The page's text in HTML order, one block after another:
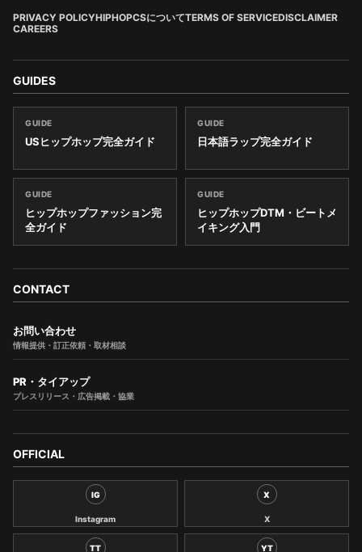
PRIVACY POLICYHIPHOPCSについてTERMS OF SERVICEDISCLAIMER
CAREERS
GUIDES
GUIDE
USヒップホップ完全ガイド
GUIDE
日本語ラップ完全ガイド
GUIDE
ヒップホップファッション完
全ガイド
GUIDE
ヒップホップDTM・ビートメ
イキング入門
CONTACT
お問い合わせ
情報提供・訂正依頼・取材相談
PR・タイアップ
プレスリリース・広告掲載・協業
OFFICIAL
IG
Instagram
X
X
TT YT